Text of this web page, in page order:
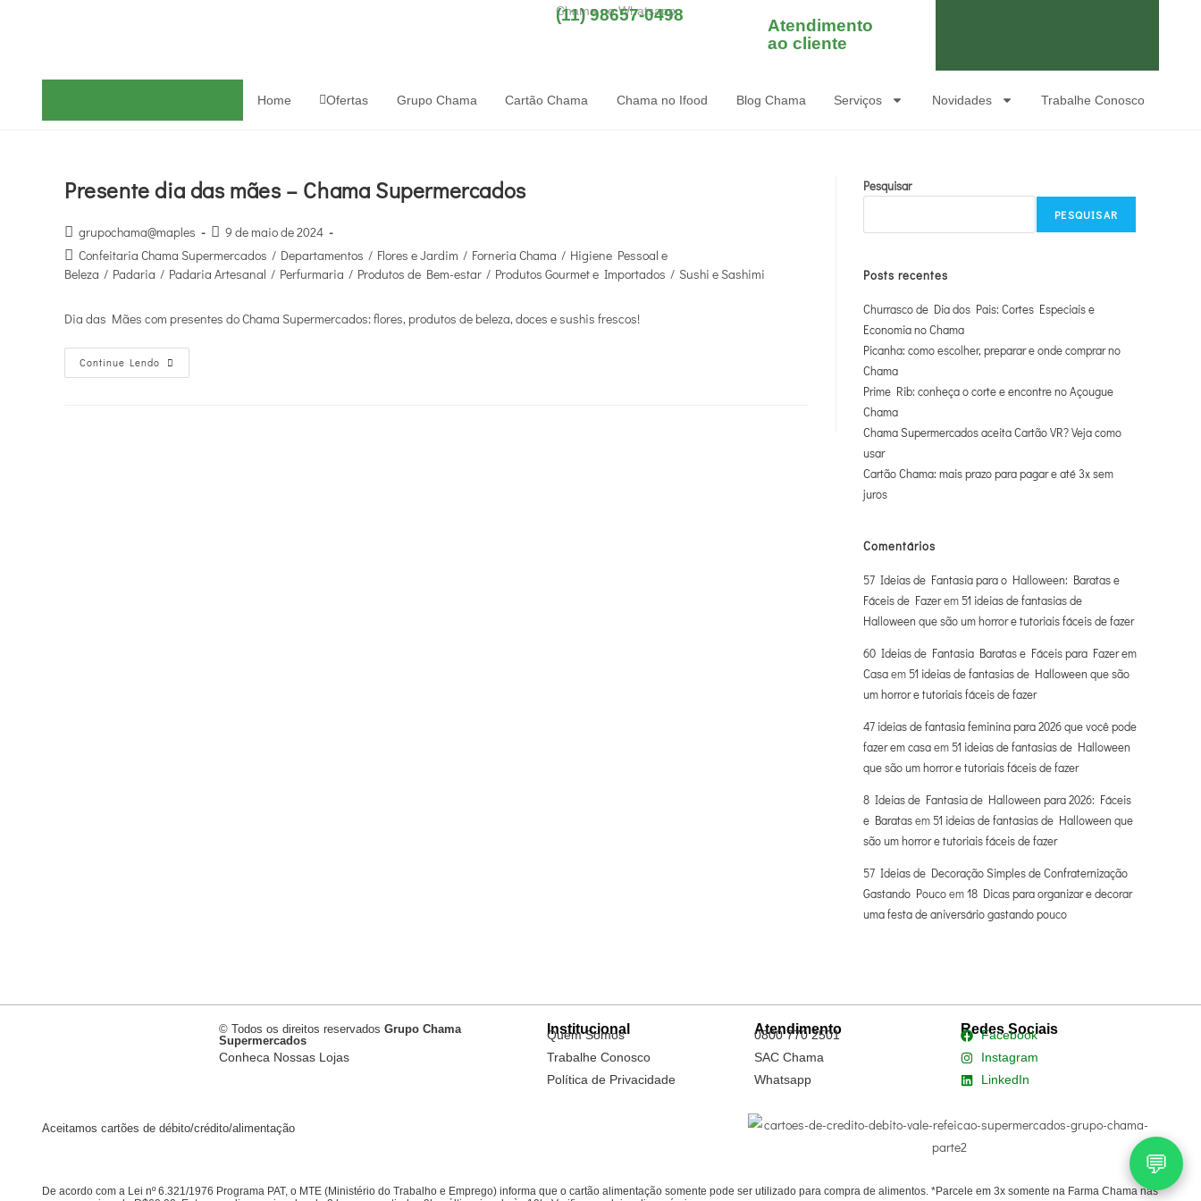
Chama no Whatsapp
(11) 98657-0498
Atendimento
ao cliente
Home Ofertas Grupo Chama Cartão Chama Chama no Ifood Blog Chama Serviços Novidades Trabalhe Conosco
Presente dia das mães – Chama Supermercados
grupochama@maples
9 de maio de 2024
Confeitaria Chama Supermercados / Departamentos / Flores e Jardim / Forneria Chama / Higiene Pessoal e
Beleza / Padaria / Padaria Artesanal / Perfurmaria / Produtos de Bem-estar / Produtos Gourmet e Importados / Sushi e Sashimi
Dia das Mães com presentes do Chama Supermercados: flores, produtos de beleza, doces e sushis frescos!
Continue Lendo
Pesquisar
PESQUISAR
Posts recentes
Churrasco de Dia dos Pais: Cortes Especiais e
Economia no Chama
Picanha: como escolher, preparar e onde comprar no
Chama
Prime Rib: conheça o corte e encontre no Açougue
Chama
Chama Supermercados aceita Cartão VR? Veja como
usar
Cartão Chama: mais prazo para pagar e até 3x sem
juros
Comentários
57 Ideias de Fantasia para o Halloween: Baratas e
Fáceis de Fazerem 51 ideias de fantasias de
Halloween que são um horror e tutoriais fáceis de fazer
60 Ideias de Fantasia Baratas e Fáceis para Fazer em
Casaem 51 ideias de fantasias de Halloween que são
um horror e tutoriais fáceis de fazer
47 ideias de fantasia feminina para 2026 que você pode
fazer em casaem 51 ideias de fantasias de Halloween
que são um horror e tutoriais fáceis de fazer
8 Ideias de Fantasia de Halloween para 2026: Fáceis
e Baratasem 51 ideias de fantasias de Halloween que
são um horror e tutoriais fáceis de fazer
57 Ideias de Decoração Simples de Confraternização
Gastando Poucoem18 Dicas para organizar e decorar
uma festa de aniversário gastando pouco
© Todos os direitos reservados Grupo Chama
Supermercados
Conheca Nossas Lojas
Institucional
Quem Somos
Trabalhe Conosco
Política de Privacidade
Atendimento
0800 770 2501
SAC Chama
Whatsapp
Redes Sociais
Facebook
Instagram
LinkedIn
Aceitamos cartões de débito/crédito/alimentação
De acordo com a Lei nº 6.321/1976 Programa PAT, o MTE (Ministério do Trabalho e Emprego) informa que o cartão alimentação somente pode ser utilizado para compra de alimentos. *Parcele em 3x somente na Farma Chama nas
💬